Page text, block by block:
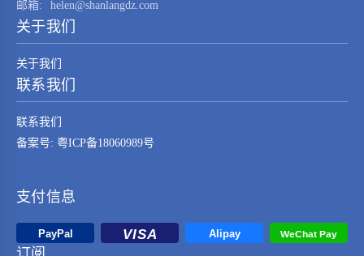
邮箱:
helen@shanlangdz.com
关于我们
关于我们
联系我们
联系我们
备案号: 粤ICP备18060989号
支付信息